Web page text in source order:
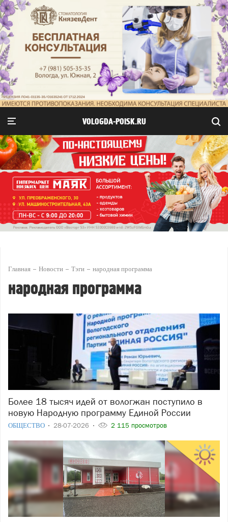
VOLOGDA-POISK.RU
Главная Новости Тэги народная программа
народная программа
Более 18 тысяч идей от вологжан поступило в
новую Народную программу Единой России
ОБЩЕСТВО 28-07-2026 2 115 просмотров